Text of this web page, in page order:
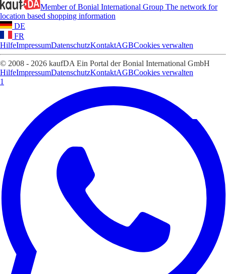
Member of Bonial International Group The network for
location based shopping information
DE
FR
HilfeImpressumDatenschutzKontaktAGBCookies verwalten
© 2008 - 2026 kaufDA Ein Portal der Bonial International GmbH
HilfeImpressumDatenschutzKontaktAGBCookies verwalten
1